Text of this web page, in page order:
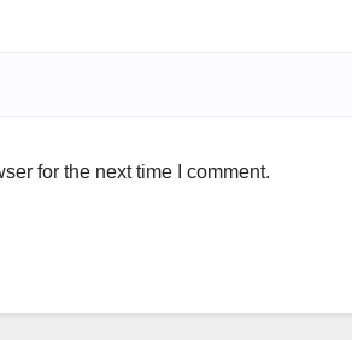
for the next time I comment.